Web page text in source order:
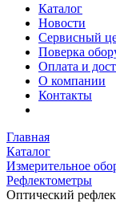
Каталог
Новости
Сервисный
Поверка
Оплата и
О компании
Контакты
Главная
Каталог
Измерительное
Рефлектометры
Оптический